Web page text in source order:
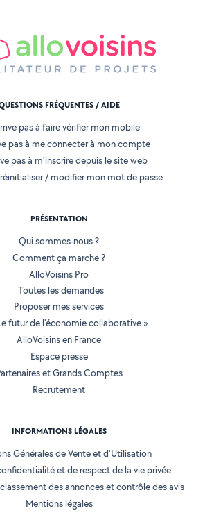
FRÉQUENTES / AIDE
pas à faire vérifier mon mobile
pas à me connecter à mon compte
pas à m'inscrire depuis le site web
/ modifier mon mot de passe
PRÉSENTATION
Qui sommes-nous ?
Comment ça marche ?
AlloVoisins Pro
Toutes les demandes
Proposer mes services
futur de l'économie collaborative »
AlloVoisins en France
Espace presse
et Grands Comptes
Recrutement
INFORMATIONS LÉGALES
Générales de Vente et d'Utilisation
et de respect de la vie privée
des annonces et contrôle des avis
Mentions légales